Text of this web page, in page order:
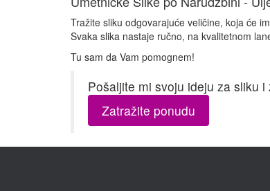
Tražite sliku odgovarajuće veličine, koja će
Svaka slika nastaje ručno, na kvalitetnom
Tu sam da Vam pomognem!
Pošaljite mi svoju ideju za sliku
Zatražite ponudu